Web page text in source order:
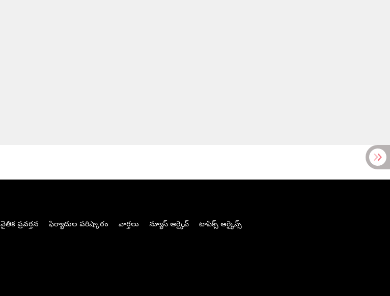
నైతిక ప్రవర్తన ఫిర్యాదుల పరిష్కారం వార్తలు న్యూస్ ఆర్కైవ్ టాపిక్స్ ఆర్కైవ్స్